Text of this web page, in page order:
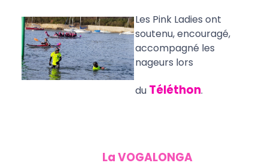
Les Pink Ladies ont
soutenu, encouragé,
accompagné les
nageurs lors
du Téléthon.
LaVOGALONGA